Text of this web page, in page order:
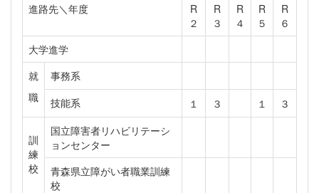
進路先＼年度
R
２
R
３
R
４
R
５
R
６
大学進学
就
職
事務系
技能系
１ ３ １ ３
訓
練
校
国立障害者リハビリテーシ
ョンセンター
青森県立障がい者職業訓練
校